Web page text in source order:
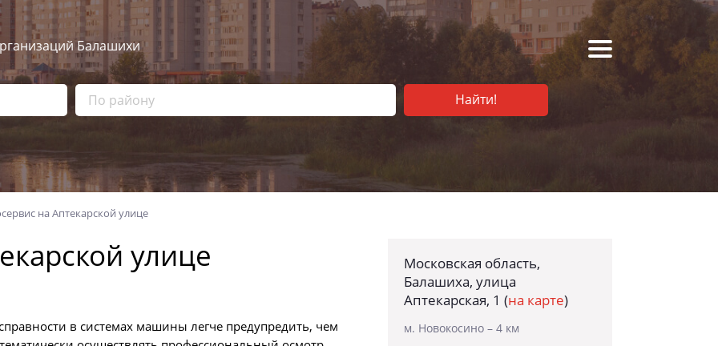
Балашихи
Найти!
на Аптекарской улице
улице
Московская область,
Балашиха, улица
Аптекарская, 1 (на карте)
м. Новокосино – 4 км
в системах машины легче предупредить, чем